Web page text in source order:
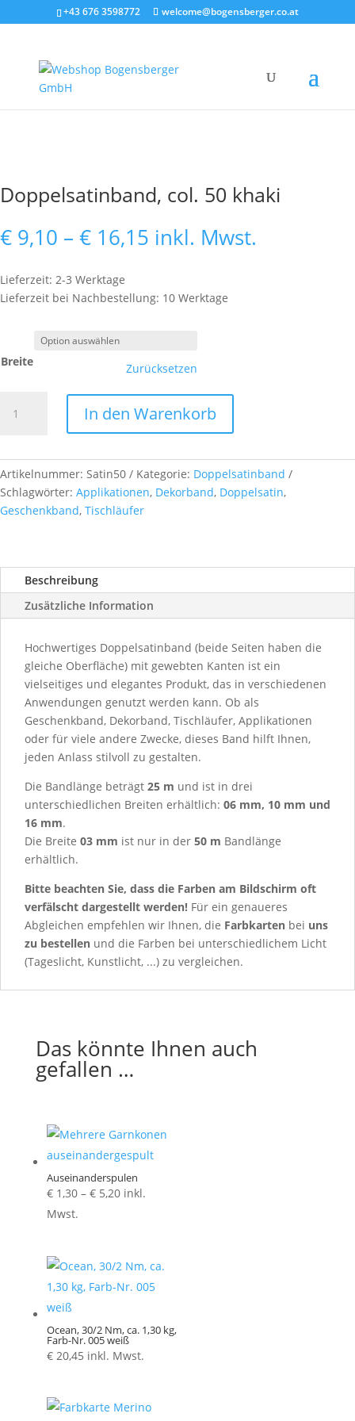
+43 676 3598772 welcome@bogensberger.co.at
Doppelsatinband, col. 50 khaki
€ 9,10 – € 16,15 Preisspanne:
€ 9,10
€ 16,15
inkl. Mwst.
Lieferzeit: 2-3 Werktage
Lieferzeit bei Nachbestellung: 10 Werktage
Breite Zurücksetzen
Doppelsatinband,
col.
Menge
In den Warenkorb
Artikelnummer: Satin50 Kategorie: Doppelsatinband
Schlagwörter: Applikationen, Dekorband, Doppelsatin,
Geschenkband, Tischläufer
Beschreibung
Zusätzliche Information
Hochwertiges Doppelsatinband (beide Seiten haben die
gleiche Oberfläche) mit gewebten Kanten ist ein
vielseitiges und elegantes Produkt, das in verschiedenen
Anwendungen genutzt werden kann. Ob als
Geschenkband, Dekorband, Tischläufer, Applikationen
oder für viele andere Zwecke, dieses Band hilft Ihnen,
jeden Anlass stilvoll zu gestalten.
Die Bandlänge beträgt 25 m und ist in drei
unterschiedlichen Breiten erhältlich: 06 mm, 10 mm und
16 mm.
Die Breite 03 mm ist nur in der 50 m Bandlänge
erhältlich.
Bitte beachten Sie, dass die Farben am Bildschirm oft
verfälscht dargestellt werden! Für ein genaueres
Abgleichen empfehlen wir Ihnen, die Farbkarten bei uns
zu bestellen und die Farben bei unterschiedlichem Licht
(Tageslicht, Kunstlicht, ...) zu vergleichen.
Das könnte Ihnen auch
gefallen …
Auseinanderspulen
€1,30 – €5,20Preisspanne:
inkl.
Mwst.
Ocean, 30/2 Nm, ca. 1,30 kg,
Farb-Nr. 005 weiß
€20,45 inkl. Mwst.